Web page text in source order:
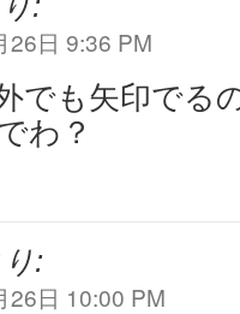
26日 9:36 PM
でも矢印でる
わ？
:
26日 10:00 PM